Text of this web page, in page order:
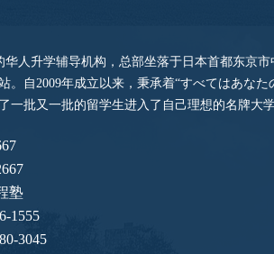
华人升学辅导机构，总部坐落于日本首都东京市
。自2009年成立以来，秉承着“すべてはあなた
一批又一批的留学生进入了自己理想的名牌大
塾
1555
3045